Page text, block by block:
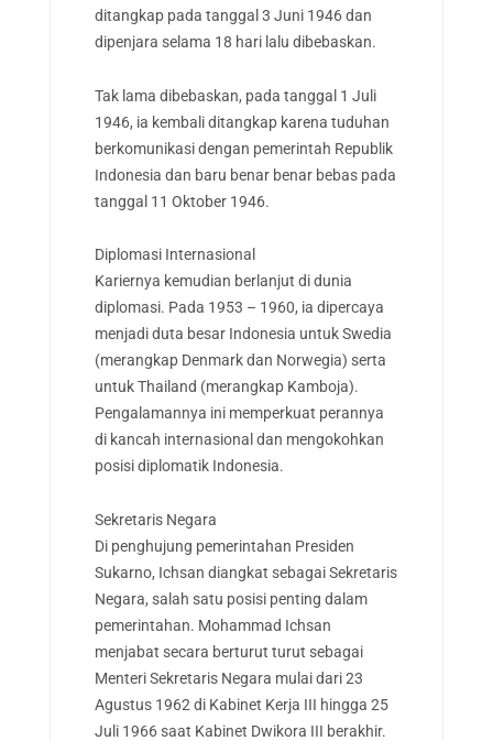
ditangkap pada tanggal 3 Juni 1946 dan
dipenjara selama 18 hari lalu dibebaskan.
Tak lama dibebaskan, pada tanggal 1 Juli
1946, ia kembali ditangkap karena tuduhan
berkomunikasi dengan pemerintah Republik
Indonesia dan baru benar benar bebas pada
tanggal 11 Oktober 1946.
Diplomasi Internasional
Kariernya kemudian berlanjut di dunia
diplomasi. Pada 1953 – 1960, ia dipercaya
menjadi duta besar Indonesia untuk Swedia
(merangkap Denmark dan Norwegia) serta
untuk Thailand (merangkap Kamboja).
Pengalamannya ini memperkuat perannya
di kancah internasional dan mengokohkan
posisi diplomatik Indonesia.
Sekretaris Negara
Di penghujung pemerintahan Presiden
Sukarno, Ichsan diangkat sebagai Sekretaris
Negara, salah satu posisi penting dalam
pemerintahan. Mohammad Ichsan
menjabat secara berturut turut sebagai
Menteri Sekretaris Negara mulai dari 23
Agustus 1962 di Kabinet Kerja III hingga 25
Juli 1966 saat Kabinet Dwikora III berakhir.